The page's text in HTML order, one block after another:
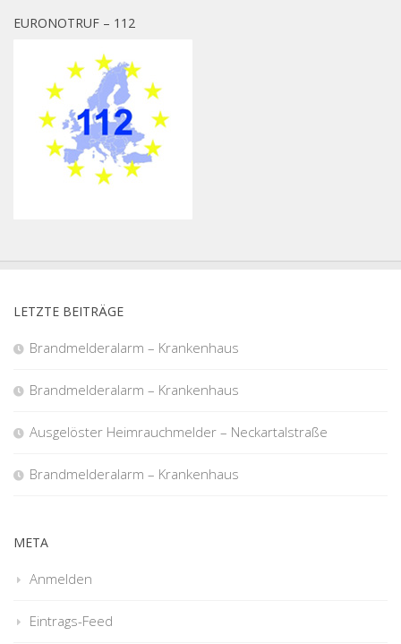
EURONOTRUF – 112
LETZTE BEITRÄGE
Brandmelderalarm – Krankenhaus
Brandmelderalarm – Krankenhaus
Ausgelöster Heimrauchmelder – Neckartalstraße
Brandmelderalarm – Krankenhaus
META
Anmelden
Eintrags-Feed